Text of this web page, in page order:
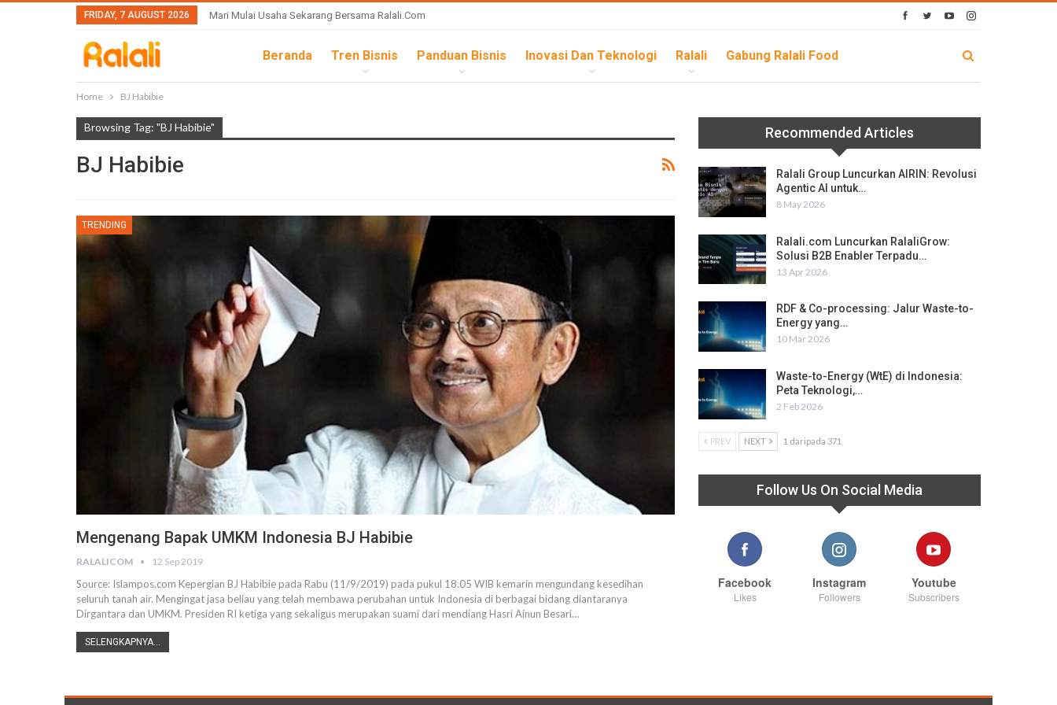
FRIDAY, 7 AUGUST 2026 Mari Mulai Usaha Sekarang Bersama Ralali.com
Beranda Tren Bisnis Panduan Bisnis Inovasi Dan Teknologi Ralali Gabung Ralali Food
Home BJ Habibie
Browsing Tag: "BJ Habibie"
BJ Habibie
TRENDING
Mengenang Bapak UMKM Indonesia BJ Habibie
RALALICOM 12 Sep 2019
Source: Islampos.com Kepergian BJ Habibie pada Rabu (11/9/2019) pada pukul 18.05 WIB kemarin mengundang kesedihan
seluruh tanah air. Mengingat jasa beliau yang telah membawa perubahan untuk Indonesia di berbagai bidang diantaranya
Dirgantara dan UMKM. Presiden RI ketiga yang sekaligus merupakan suami dari mendiang Hasri Ainun Besari…
SELENGKAPNYA...
Recommended Articles
Ralali Group Luncurkan AIRIN: Revolusi
Agentic AI untuk…
8 May 2026
Ralali.com Luncurkan RalaliGrow:
Solusi B2B Enabler Terpadu…
13 Apr 2026
RDF & Co-processing: Jalur Waste-to-
Energy yang…
10 Mar 2026
Waste-to-Energy (WtE) di Indonesia:
Peta Teknologi,…
2 Feb 2026
PREV NEXT 1 daripada 371
Follow Us On Social Media
Facebook
Likes
Instagram
Followers
Youtube
Subscribers